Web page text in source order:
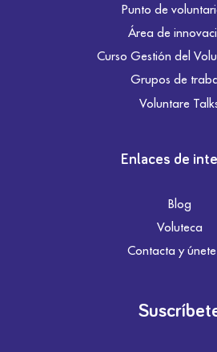
Punto de
Área de
Curso Gestión del
Grupos de
Voluntare
Enlaces de
Blog
Voluteca
Contacta y